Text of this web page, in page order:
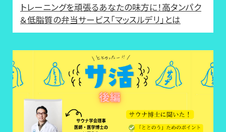
トレーニングを頑張るあなたの味方に！高タンパク
＆低脂質の弁当サービス「マッスルデリ」とは